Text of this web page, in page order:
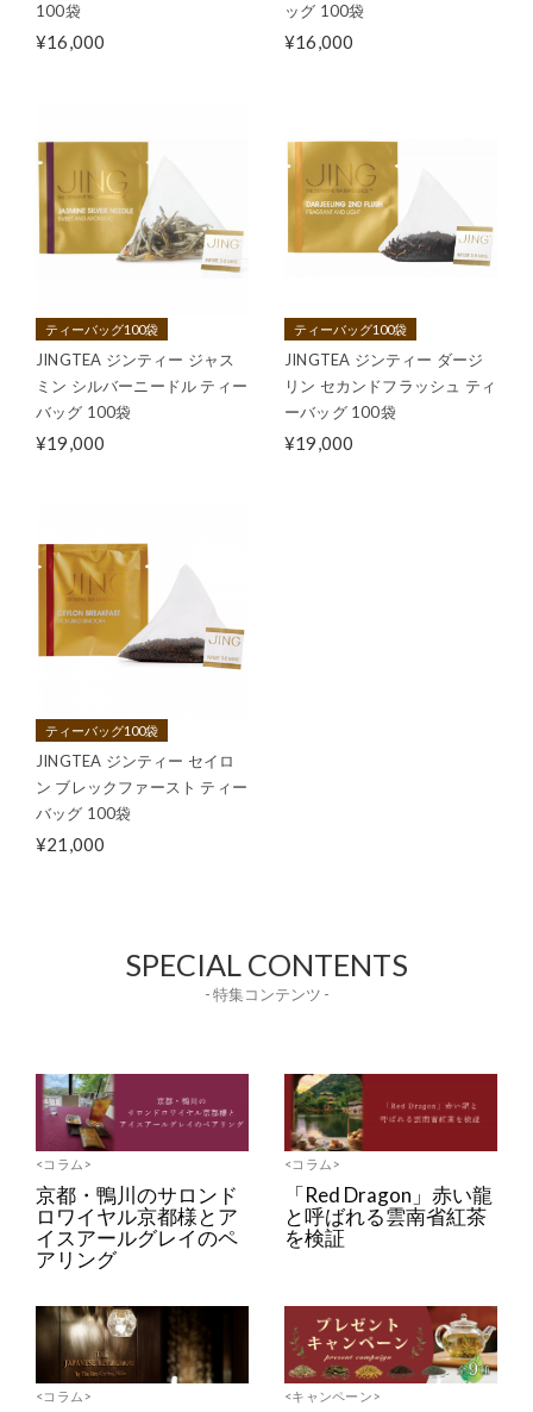
100袋
¥16,000
ッグ 100袋
¥16,000
ティーバッグ100袋
JINGTEA ジンティー ジャス
ミン シルバーニードル ティー
バッグ 100袋
¥19,000
ティーバッグ100袋
JINGTEA ジンティー ダージ
リン セカンドフラッシュ ティ
ーバッグ 100袋
¥19,000
ティーバッグ100袋
JINGTEA ジンティー セイロ
ン ブレックファースト ティー
バッグ 100袋
¥21,000
SPECIAL CONTENTS
- 特集コンテンツ -
<コラム>
京都・鴨川のサロンド
ロワイヤル京都様とア
イスアールグレイのペ
アリング
<コラム>
「Red Dragon」赤い龍
と呼ばれる雲南省紅茶
を検証
<コラム> <キャンペーン>